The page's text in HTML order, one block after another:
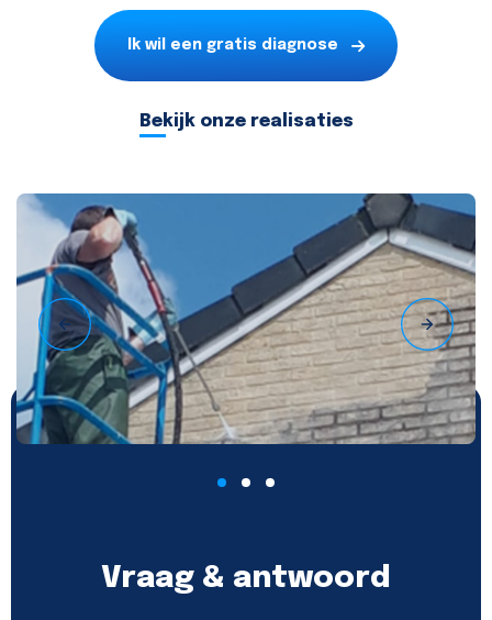
Ik wil een gratis diagnose
Bekijk onze realisaties
Vraag & antwoord